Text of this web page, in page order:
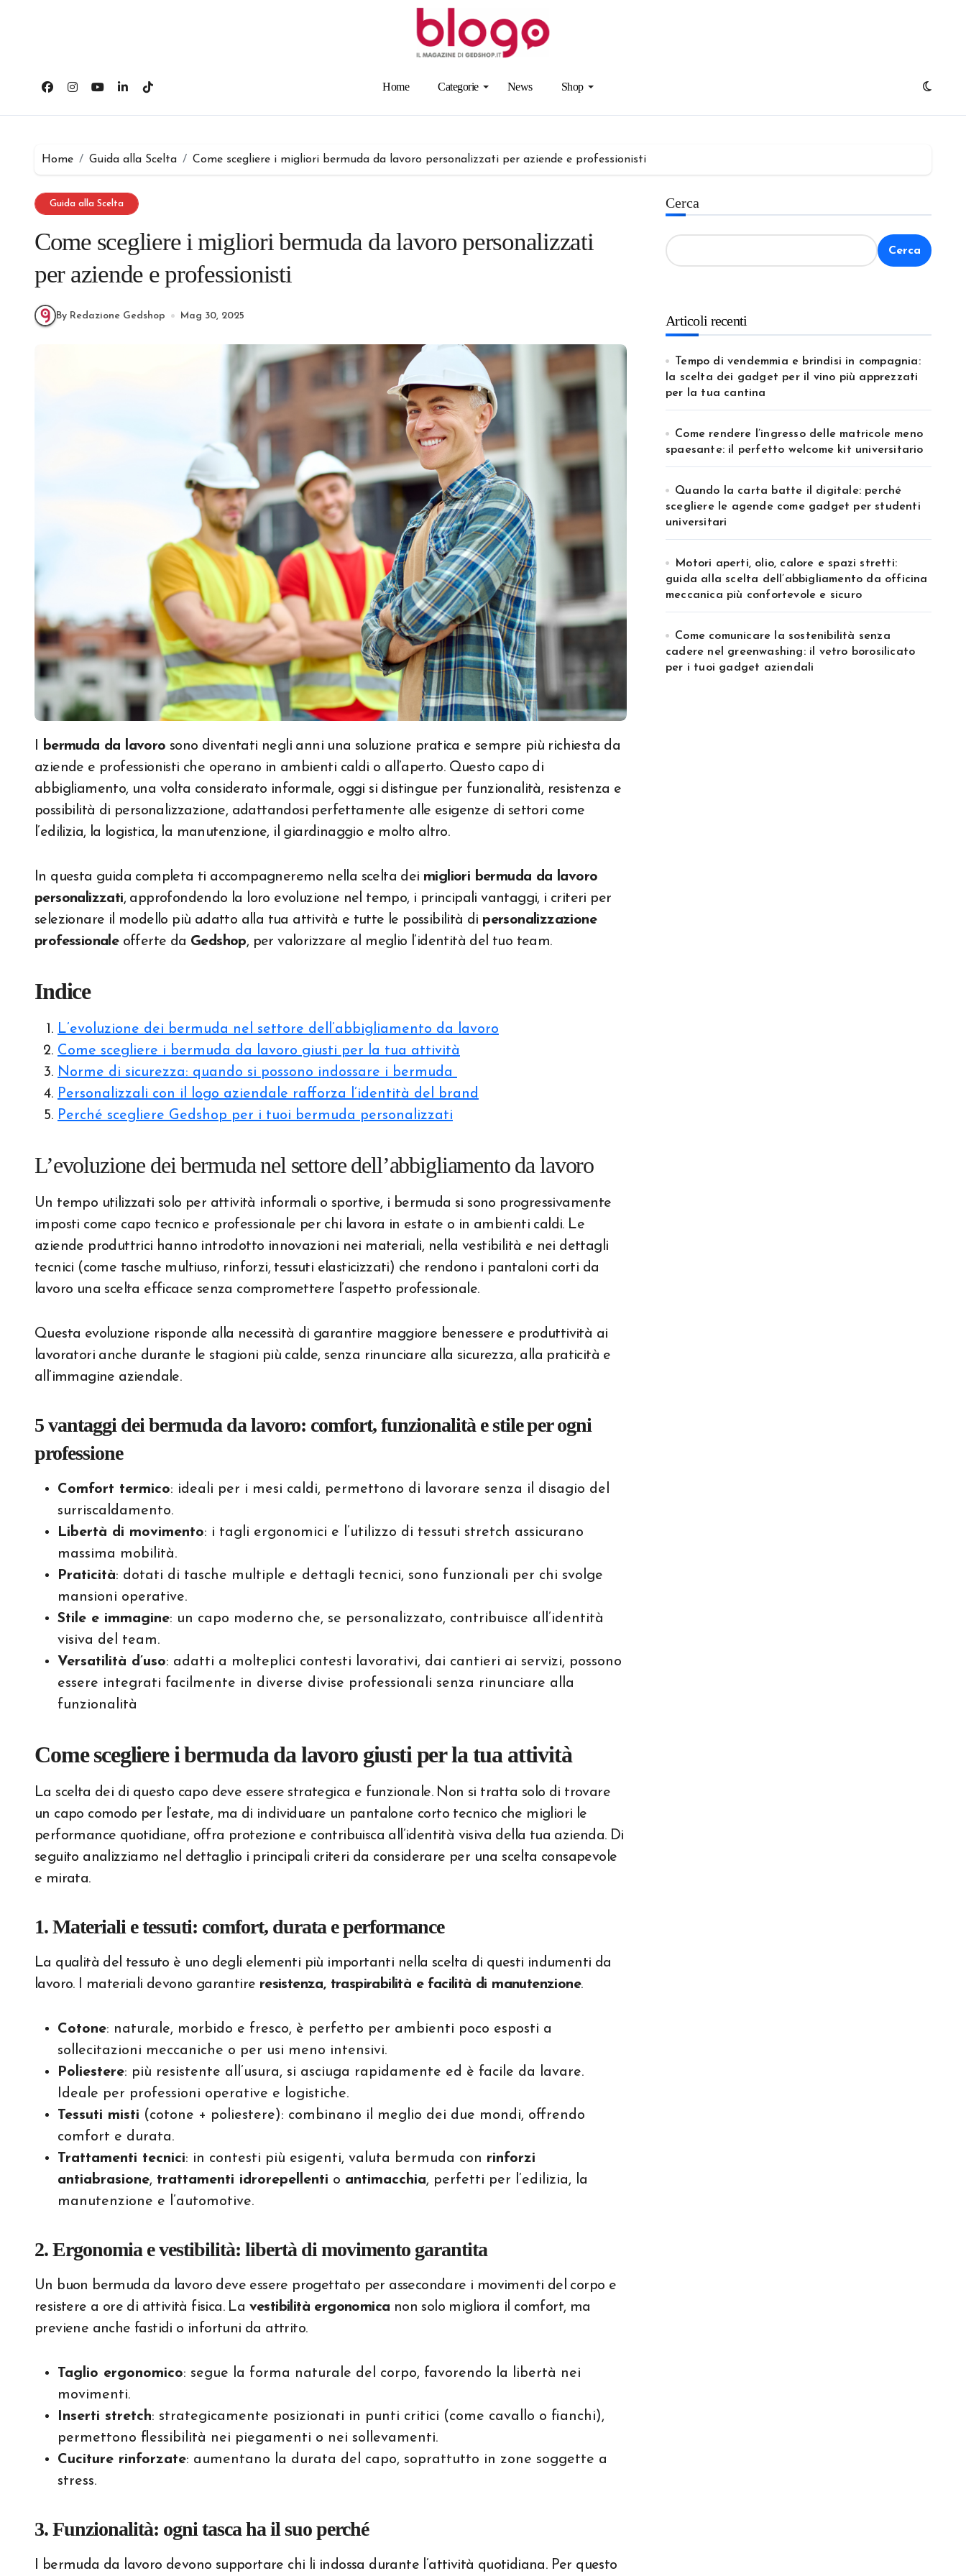
Home Categorie News Shop
Home Guida alla Scelta Come scegliere i migliori bermuda da lavoro personalizzati per aziende e professionisti
Guida alla Scelta
Come scegliere i migliori bermuda da lavoro personalizzati
per aziende e professionisti
By Redazione Gedshop Mag 30, 2025
bermuda da lavoro sono diventati negli anni una soluzione pratica e sempre più richiesta da
aziende e professionisti che operano in ambienti caldi o all’aperto. Questo capo di
abbigliamento, una volta considerato informale, oggi si distingue per funzionalità, resistenza e
possibilità di personalizzazione, adattandosi perfettamente alle esigenze di settori come
l’edilizia, la logistica, la manutenzione, il giardinaggio e molto altro.
In questa guida completa ti accompagneremo nella scelta dei migliori bermuda da lavoro
personalizzati, approfondendo la loro evoluzione nel tempo, i principali vantaggi, i criteri per
selezionare il modello più adatto alla tua attività e tutte le possibilità di personalizzazione
professionaleofferte da Gedshop, per valorizzare al meglio l’identità del tuo team.
Indice
L’evoluzione dei bermuda nel settore dell’abbigliamento da lavoro
Come scegliere i bermuda da lavoro giusti per la tua attività
Norme di sicurezza: quando si possono indossare i bermuda
Personalizzali con il logo aziendale rafforza l’identità del brand
Perché scegliere Gedshop per i tuoi bermuda personalizzati
L’evoluzione dei bermuda nel settore dell’abbigliamento da lavoro
Un tempo utilizzati solo per attività informali o sportive, i bermuda si sono progressivamente
imposti come capo tecnico e professionale per chi lavora in estate o in ambienti caldi. Le
aziende produttrici hanno introdotto innovazioni nei materiali, nella vestibilità e nei dettagli
tecnici (come tasche multiuso, rinforzi, tessuti elasticizzati) che rendono i pantaloni corti da
lavoro una scelta efficace senza compromettere l’aspetto professionale.
Questa evoluzione risponde alla necessità di garantire maggiore benessere e produttività ai
lavoratori anche durante le stagioni più calde, senza rinunciare alla sicurezza, alla praticità e
all’immagine aziendale.
5 vantaggi dei bermuda da lavoro: comfort, funzionalità e stile per ogni
professione
Comfort termico: ideali per i mesi caldi, permettono di lavorare senza il disagio del
surriscaldamento.
Libertà di movimento: i tagli ergonomici e l’utilizzo di tessuti stretch assicurano
massima mobilità.
Praticità: dotati di tasche multiple e dettagli tecnici, sono funzionali per chi svolge
mansioni operative.
Stile e immagine: un capo moderno che, se personalizzato, contribuisce all’identità
visiva del team.
Versatilità d’uso: adatti a molteplici contesti lavorativi, dai cantieri ai servizi, possono
essere integrati facilmente in diverse divise professionali senza rinunciare alla
funzionalità
Come scegliere i bermuda da lavoro giusti per la tua attività
La scelta dei di questo capo deve essere strategica e funzionale. Non si tratta solo di trovare
un capo comodo per l’estate, ma di individuare un pantalone corto tecnico che migliori le
performance quotidiane, offra protezione e contribuisca all’identità visiva della tua azienda. Di
seguito analizziamo nel dettaglio i principali criteri da considerare per una scelta consapevole
e mirata.
1. Materiali e tessuti: comfort, durata e performance
La qualità del tessuto è uno degli elementi più importanti nella scelta di questi indumenti da
lavoro. I materiali devono garantire resistenza, traspirabilità e facilità di manutenzione.
Cotone: naturale, morbido e fresco, è perfetto per ambienti poco esposti a
sollecitazioni meccaniche o per usi meno intensivi.
Poliestere: più resistente all’usura, si asciuga rapidamente ed è facile da lavare.
Ideale per professioni operative e logistiche.
Tessuti misti (cotone + poliestere): combinano il meglio dei due mondi, offrendo
comfort e durata.
Trattamenti tecnici: in contesti più esigenti, valuta bermuda con rinforzi
antiabrasione, trattamenti idrorepellenti o antimacchia, perfetti per l’edilizia, la
manutenzione e l’automotive.
2. Ergonomia e vestibilità: libertà di movimento garantita
Un buon bermuda da lavoro deve essere progettato per assecondare i movimenti del corpo e
resistere a ore di attività fisica. La vestibilità ergonomica non solo migliora il comfort, ma
previene anche fastidi o infortuni da attrito.
Taglio ergonomico: segue la forma naturale del corpo, favorendo la libertà nei
movimenti.
Inserti stretch: strategicamente posizionati in punti critici (come cavallo o fianchi),
permettono flessibilità nei piegamenti o nei sollevamenti.
Cuciture rinforzate: aumentano la durata del capo, soprattutto in zone soggette a
stress.
3. Funzionalità: ogni tasca ha il suo perché
I bermuda da lavoro devono supportare chi li indossa durante l’attività quotidiana. Per questo
Cerca
Cerca
Articoli recenti
Tempo di vendemmia e brindisi in compagnia:
la scelta dei gadget per il vino più apprezzati
per la tua cantina
Come rendere l’ingresso delle matricole meno
spaesante: il perfetto welcome kit universitario
Quando la carta batte il digitale: perché
scegliere le agende come gadget per studenti
universitari
Motori aperti, olio, calore e spazi stretti:
guida alla scelta dell’abbigliamento da officina
meccanica più confortevole e sicuro
Come comunicare la sostenibilità senza
cadere nel greenwashing: il vetro borosilicato
per i tuoi gadget aziendali